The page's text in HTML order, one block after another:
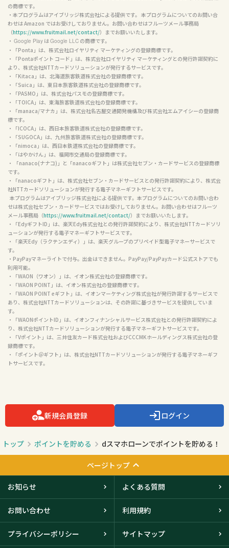
の商標です。
・本プログラムはアイブリッジ株式会社による提供です。 本プログラムについてのお問い合
わせは Amazon ではお受けしておりません。お問い合わせはフルーツメール事務局
（https://www.fruitmail.net/contact/）までお願いいたします。
・ Google Play は Google LLC の商標です。
・「Ponta」は、株式会社ロイヤリティ マーケティングの登録商標です。
・「Pontaポイント コード」は、株式会社ロイヤリティ マーケティングとの発行許諾契約に
より、株式会社NTTカードソリューションが発行するサービスです。
・「Kitaca」は、北海道旅客鉄道株式会社の登録商標です。
・「Suica」は、東日本旅客鉄道株式会社の登録商標です。
・「PASMO」は、株式会社パスモの登録商標です。
・「TOICA」は、東海旅客鉄道株式会社の登録商標です。
・「manaca/マナカ」は、株式会社名古屋交通開発機構及び株式会社エムアイシーの登録商
標です。
・「ICOCA」は、西日本旅客鉄道株式会社の登録商標です。
・「SUGOCA」は、九州旅客鉄道株式会社の登録商標です。
・「nimoca」は、西日本鉄道株式会社の登録商標です。
・「はやかけん」は、福岡市交通局の登録商標です。
・ 「nanaco(ナナコ)」と「nanacoギフト」は株式会社セブン・カードサービスの登録商標
です。
・「nanacoギフト」は、株式会社セブン・カードサービスとの発行許諾契約により、株式会
社NTTカードソリューションが発行する電子マネーギフトサービスです。
せは株式会社セブン・カードサービスではお受けしておりません。お問い合わせはフルーツ
メール事務局（https://www.fruitmail.net/contact/）までお願いいたします。
・「EdyギフトID」は、楽天Edy株式会社との発行許諾契約により、株式会社NTTカードソリ
ューションが発行する電子マネーギフトサービスです。
・「楽天Edy（ラクテンエディ）」は、楽天グループのプリペイド型電子マネーサービスで
す。
・PayPayマネーライトで付与。出金はできません。PayPay/PayPayカード公式ストアでも
利用可能。
・「WAON（ワオン）」は、イオン株式会社の登録商標です。
・「WAON POINT」は、イオン株式会社の登録商標です。
・「WAON POINT eギフト」は、イオンマーケティング株式会社が発行許諾するサービスで
あり、株式会社NTTカードソリューションは、その許諾に基づきサービスを提供していま
す。
・「WAONポイントID」は、イオンフィナンシャルサービス株式会社との発行許諾契約によ
り、株式会社NTTカードソリューションが発行する電子マネーギフトサービスです。
・「Vポイント」は、三井住友カード株式会社およびCCCMKホールディングス株式会社の登
録商標です。
・「ポイント＠ギフト」は、株式会社NTTカードソリューションが発行する電子マネーギフ
トサービスです。
新規会員登録 ログイン
トップ ポイントを貯める dスマホローンでポイントを貯める！
ページトップ
お知らせ よくある質問
お問い合わせ 利用規約
プライバシーポリシー サイトマップ